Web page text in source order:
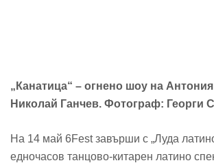
„Канатица“ – огнено шоу на
Николай Ганчев. Фотограф: Георги
На 14 май 6Fest завърши с „Луда
едночасов танцово-китарен латино